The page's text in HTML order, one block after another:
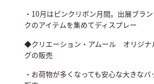
・10月はピンクリボン月間。出展ブラ
クのアイテムを集めてディスプレー
◆クリエーション・アムール オリジナ
グの販売
・お荷物が多くなっても安心な大きな